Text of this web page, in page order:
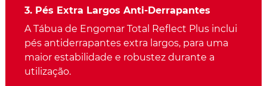
3. Pés Extra Largos Anti-Derrapantes
A Tábua de Engomar Total Reflect Plus inclui
pés antiderrapantes extra largos, para uma
maior estabilidade e robustez durante a
utilização.